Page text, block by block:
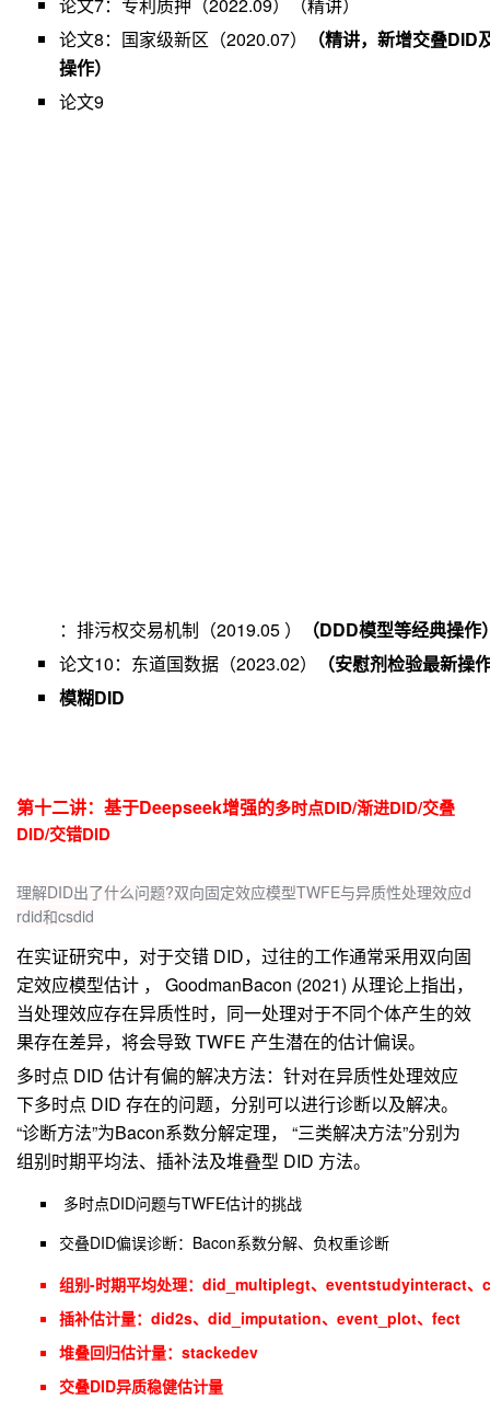
论文8： 国家级新区（2020.07）
（精讲，新增交叠
操作）
论文9
： 排污权交易机制（2019.05 ）
（DDD模型等经典操作
论文10： 东道国数据（2023.02）
（安慰剂检验最新操
模糊DID
第十二讲：基于Deepseek增强的多时点DID/渐进DID/交叠
DID/交错DID
理解DID出了什么问题?双向固定效应模型TWFE与异质性处理效应d
rdid和csdid
在实证研究中，对于交错 DID，过往的工作通常采用双向固
定效应模型估计 ， GoodmanBacon (2021) 从理论上指出，
当处理效应存在异质性时，同一处理对于不同个体产生的效
果存在差异，将会导致 TWFE 产生潜在的估计偏误。
多时点 DID 估计有偏的解决方法：针对在异质性处理效应
下多时点 DID 存在的问题，分别可以进行诊断以及解决。
“诊断方法”为Bacon系数分解定理， “三类解决方法”分别为
组别时期平均法、插补法及堆叠型 DID 方法。
多时点DID问题与TWFE估计的挑战
交叠DID偏误诊断：Bacon系数分解、负权重诊断
组别-时期平均处理： did_multiplegt、eventstudyinteract、
插补估计量： did2s、did_imputation、event_plot、fect
堆叠回归估计量：stackedev
交叠DID异质稳健估计量